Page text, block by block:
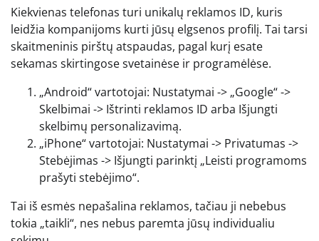
Kiekvienas telefonas turi unikalų reklamos ID, kuris
leidžia kompanijoms kurti jūsų elgsenos profilį. Tai tarsi
skaitmeninis pirštų atspaudas, pagal kurį esate
sekamas skirtingose svetainėse ir programėlėse.
„Android“ vartotojai: Nustatymai -> „Google“ ->
Skelbimai -> Ištrinti reklamos ID arba Išjungti
skelbimų personalizavimą.
„iPhone“ vartotojai: Nustatymai -> Privatumas ->
Stebėjimas -> Išjungti parinktį „Leisti programoms
prašyti stebėjimo“.
Tai iš esmės nepašalina reklamos, tačiau ji nebebus
tokia „taikli“, nes nebus paremta jūsų individualiu